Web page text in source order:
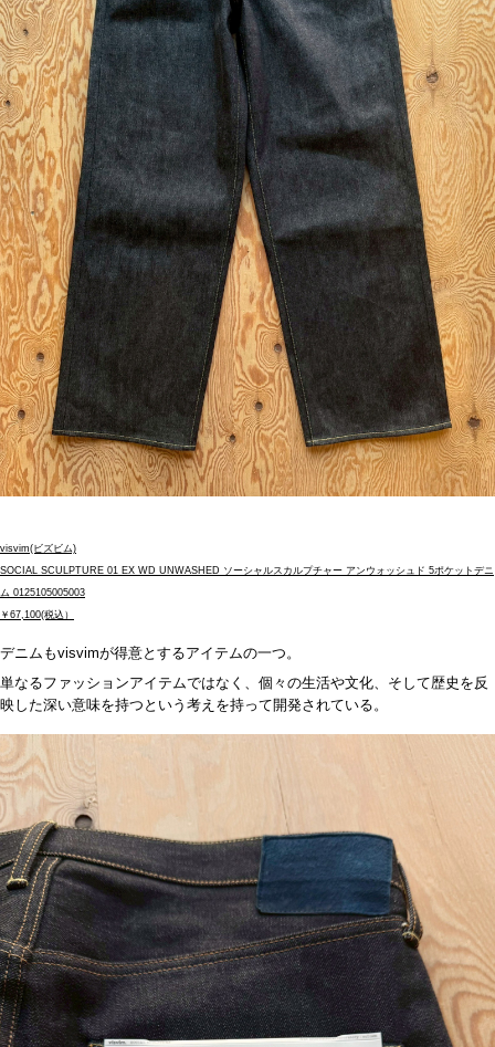
visvim(ビズビム)
SOCIAL SCULPTURE 01 EX WD UNWASHED ソーシャルスカルプチャー アンウォッシュド 5ポケットデニ
ム 0125105005003
￥67,100(税込）
デニムもvisvimが得意とするアイテムの一つ。
単なるファッションアイテムではなく、個々の生活や文化、そして歴史を反
映した深い意味を持つという考えを持って開発されている。